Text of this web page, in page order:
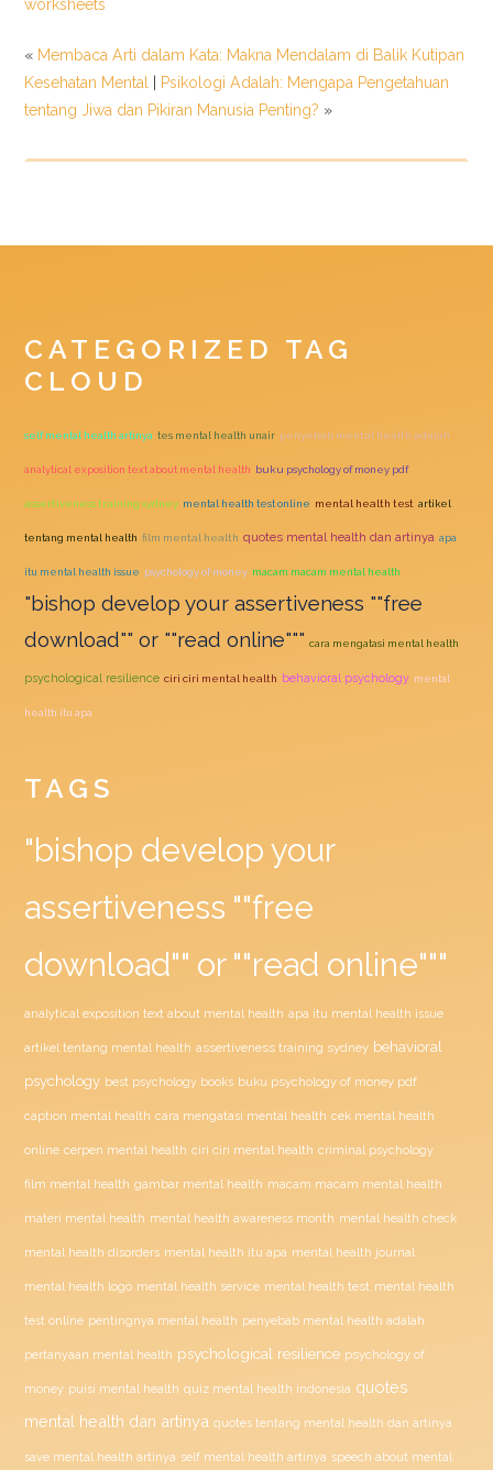
worksheets
« Membaca Arti dalam Kata: Makna Mendalam di Balik Kutipan
Kesehatan Mental
Psikologi Adalah: Mengapa Pengetahuan
tentang Jiwa dan Pikiran Manusia Penting? »
CATEGORIZED TAG
CLOUD
self mental health artinya tes mental health unair penyebab mental health adalah
analytical exposition text about mental health buku psychology of money pdf
assertiveness training sydney mental health test online mental health test artikel
tentang mental health film mental health quotes mental health dan artinya apa
itu mental health issue psychology of money macam macam mental health
"bishop develop your assertiveness ""free
download"" or ""read online""" cara mengatasi mental health
psychological resilience ciri ciri mental health behavioral psychology mental
health itu apa
TAGS
"bishop develop your
assertiveness ""free
download"" or ""read online"""
analytical exposition text about mental health apa itu mental health issue
artikel tentang mental health assertiveness training sydney behavioral
psychology best psychology books buku psychology of money pdf
caption mental health cara mengatasi mental health cek mental health
online cerpen mental health ciri ciri mental health criminal psychology
film mental health gambar mental health macam macam mental health
materi mental health mental health awareness month mental health check
mental health disorders mental health itu apa mental health journal
mental health logo mental health service mental health test mental health
test online pentingnya mental health penyebab mental health adalah
pertanyaan mental health psychological resilience psychology of
money puisi mental health quiz mental health indonesia quotes
mental health dan artinya quotes tentang mental health dan artinya
save mental health artinya self mental health artinya speech about mental